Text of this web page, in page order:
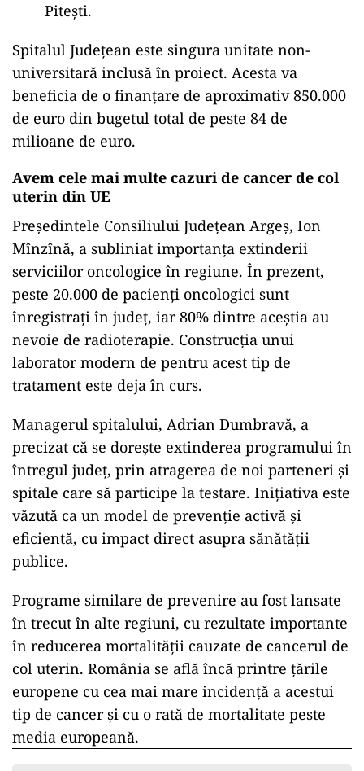
Pitești.
Spitalul Județean este singura unitate non-
universitară inclusă în proiect. Acesta va
beneficia de o finanțare de aproximativ 850.000
de euro din bugetul total de peste 84 de
milioane de euro.
Avem cele mai multe cazuri de cancer de col
uterin din UE
Președintele Consiliului Județean Argeș, Ion
Mînzînă, a subliniat importanța extinderii
serviciilor oncologice în regiune. În prezent,
peste 20.000 de pacienți oncologici sunt
înregistrați în județ, iar 80% dintre aceștia au
nevoie de radioterapie. Construcția unui
laborator modern de pentru acest tip de
tratament este deja în curs.
Managerul spitalului, Adrian Dumbravă, a
precizat că se dorește extinderea programului în
întregul județ, prin atragerea de noi parteneri și
spitale care să participe la testare. Inițiativa este
văzută ca un model de prevenție activă și
eficientă, cu impact direct asupra sănătății
publice.
Programe similare de prevenire au fost lansate
în trecut în alte regiuni, cu rezultate importante
în reducerea mortalității cauzate de cancerul de
col uterin. România se află încă printre țările
europene cu cea mai mare incidență a acestui
tip de cancer și cu o rată de mortalitate peste
media europeană.